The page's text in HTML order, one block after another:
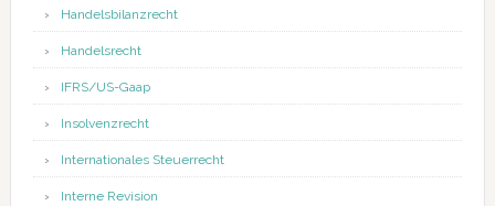
Handelsbilanzrecht
Handelsrecht
IFRS/US-Gaap
Insolvenzrecht
Internationales Steuerrecht
Interne Revision